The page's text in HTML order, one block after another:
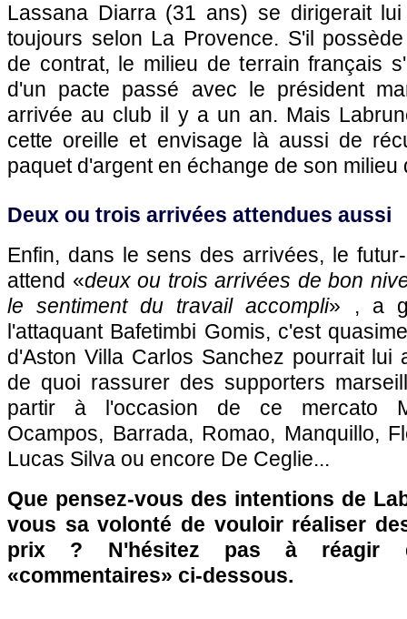
Lassana Diarra (31 ans) se dirigerait
toujours selon La Provence. S'il
de contrat, le milieu de terrain français
d'un pacte passé avec le président
arrivée au club il y a un an. Mais
cette oreille et envisage là aussi de
paquet d'argent en échange de son milieu
Deux ou trois arrivées attendues aussi
Enfin, dans le sens des arrivées, le
attend «deux ou trois arrivées de bon
le sentiment du travail accompli» , a
l'attaquant Bafetimbi Gomis, c'est
d'Aston Villa Carlos Sanchez pourrait lui
de quoi rassurer des supporters
partir à l'occasion de ce mercato
Ocampos, Barrada, Romao, Manquillo,
Lucas Silva ou encore De Ceglie...
Que pensez-vous des intentions de
vous sa volonté de vouloir réaliser
prix ? N'hésitez pas à réagir
«commentaires» ci-dessous.